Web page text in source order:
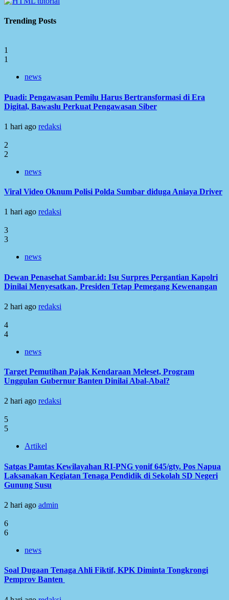
Trending Posts
1
1
news
Puadi: Pengawasan Pemilu Harus Bertransformasi di Era
Digital, Bawaslu Perkuat Pengawasan Siber
1 hari ago redaksi
2
2
news
Viral Video Oknum Polisi Polda Sumbar diduga Aniaya Driver
1 hari ago redaksi
3
3
news
Dewan Penasehat Sambar.id: Isu Surpres Pergantian Kapolri
Dinilai Menyesatkan, Presiden Tetap Pemegang Kewenangan
2 hari ago redaksi
4
4
news
Target Pemutihan Pajak Kendaraan Meleset, Program
Unggulan Gubernur Banten Dinilai Abal-Abal?
2 hari ago redaksi
5
5
Artikel
Satgas Pamtas Kewilayahan RI-PNG yonif 645/gty. Pos Napua
Laksanakan Kegiatan Tenaga Pendidik di Sekolah SD Negeri
Gunung Susu
2 hari ago admin
6
6
news
Soal Dugaan Tenaga Ahli Fiktif, KPK Diminta Tongkrongi
Pemprov Banten